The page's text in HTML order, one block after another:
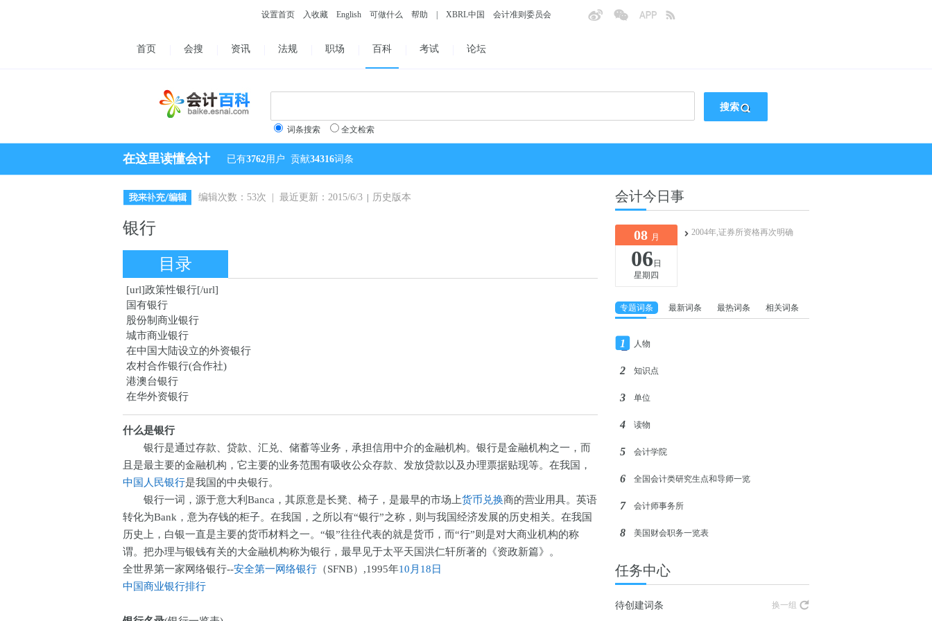
设置首页 入收藏 English 可做什么 帮助 XBRL中国 会计准则委员会
首页 会搜 资讯 法规 职场 百科 考试 论坛
搜索
词条搜索 全文检索
在这里读懂会计 已有3762用户 贡献34316词条
编辑次数：53次 | 最近更新：2015/6/3 历史版本
银行
目录
[url]政策性银行[/url]
国有银行
股份制商业银行
城市商业银行
在中国大陆设立的外资银行
农村合作银行(合作社)
港澳台银行
在华外资银行
什么是银行
银行是通过存款、贷款、汇兑、储蓄等业务，承担信用中介的金融机构。银行是金融机构之一，而
且是最主要的金融机构，它主要的业务范围有吸收公众存款、发放贷款以及办理票据贴现等。在我国，
中国人民银行是我国的中央银行。
银行一词，源于意大利Banca，其原意是长凳、椅子，是最早的市场上货币兑换商的营业用具。英语
转化为Bank，意为存钱的柜子。在我国，之所以有“银行”之称，则与我国经济发展的历史相关。在我国
历史上，白银一直是主要的货币材料之一。“银”往往代表的就是货币，而“行”则是对大商业机构的称
谓。把办理与银钱有关的大金融机构称为银行，最早见于太平天国洪仁轩所著的《资政新篇》。
全世界第一家网络银行--安全第一网络银行 （SFNB）,1995年10月18日
中国商业银行排行
会计今日事
08 月
06 日
星期四
2004年,证券所资格再次明确
专题词条 最新词条 最热词条 相关词条
1 人物
2 知识点
3 单位
4 读物
5 会计学院
6 全国会计类研究生点和导师一览
7 会计师事务所
8 美国财会职务一览表
任务中心
待创建词条 换一组